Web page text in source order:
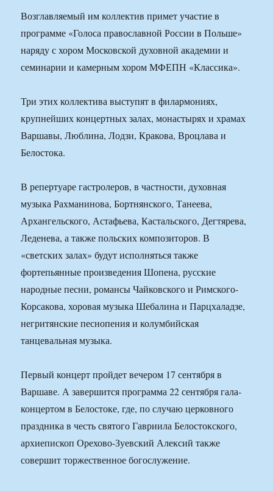
Возглавляемый им коллектив примет участие в
программе «Голоса православной России в Польше»
наряду с хором Московской духовной академии и
семинарии и камерным хором МФЕПН «Классика».
Три этих коллектива выступят в филармониях,
крупнейших концертных залах, монастырях и храмах
Варшавы, Люблина, Лодзи, Кракова, Вроцлава и
Белостока.
В репертуаре гастролеров, в частности, духовная
музыка Рахманинова, Бортнянского, Танеева,
Архангельского, Астафьева, Кастальского, Дегтярева,
Леденева, а также польских композиторов. В
«светских залах» будут исполняться также
фортепьянные произведения Шопена, русские
народные песни, романсы Чайковского и Римского-
Корсакова, хоровая музыка Шебалина и Парцхаладзе,
негритянские песнопения и колумбийская
танцевальная музыка.
Первый концерт пройдет вечером 17 сентября в
Варшаве. А завершится программа 22 сентября гала-
концертом в Белостоке, где, по случаю церковного
праздника в честь святого Гавриила Белостокского,
архиепископ Орехово-Зуевский Алексий также
совершит торжественное богослужение.